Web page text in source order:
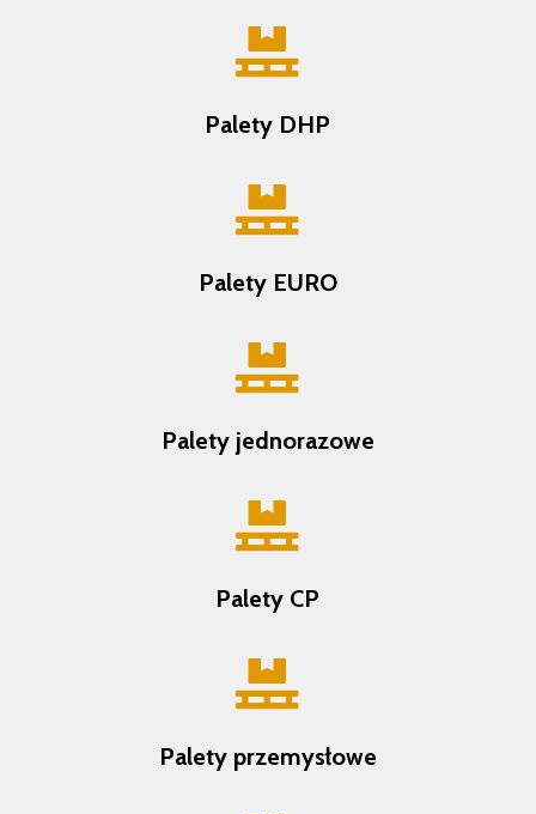

Palety DHP

Palety EURO

Palety jednorazowe

Palety CP

Palety przemysłowe